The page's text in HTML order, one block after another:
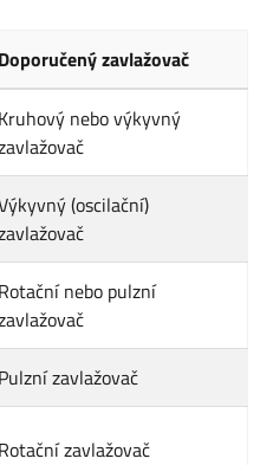
Doporučený zavlažovač
Kruhový nebo výkyvný
(oscilační)
Rotační nebo pulzní
Pulzní zavlažovač
Rotační zavlažovač